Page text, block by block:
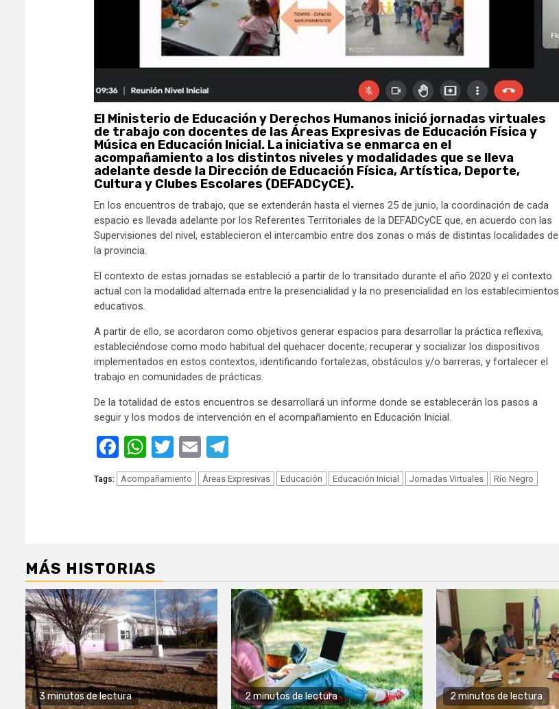
El Ministerio de Educación y Derechos Humanos inició jornadas virtuales
de trabajo con docentes de las Áreas Expresivas de Educación Física y
Música en Educación Inicial. La iniciativa se enmarca en el
acompañamiento a los distintos niveles y modalidades que se lleva
adelante desde la Dirección de Educación Física, Artística, Deporte,
Cultura y Clubes Escolares (DEFADCyCE).
En los encuentros de trabajo, que se extenderán hasta el viernes 25 de junio, la coordinación de cada
espacio es llevada adelante por los Referentes Territoriales de la DEFADCyCE que, en acuerdo con las
Supervisiones del nivel, establecieron el intercambio entre dos zonas o más de distintas localidades de
la provincia.
El contexto de estas jornadas se estableció a partir de lo transitado durante el año 2020 y el contexto
actual con la modalidad alternada entre la presencialidad y la no presencialidad en los establecimientos
educativos.
A partir de ello, se acordaron como objetivos generar espacios para desarrollar la práctica reflexiva,
estableciéndose como modo habitual del quehacer docente; recuperar y socializar los dispositivos
implementados en estos contextos, identificando fortalezas, obstáculos y/o barreras, y fortalecer el
trabajo en comunidades de prácticas.
De la totalidad de estos encuentros se desarrollará un informe donde se establecerán los pasos a
seguir y los modos de intervención en el acompañamiento en Educación Inicial.
Facebook
WhatsApp
Twitter
Email
Tags: Acompañamiento Áreas Expresivas Educación Educación Inicial Jornadas Virtuales Río Negro
MÁS HISTORIAS
3 minutos de lectura 2 minutos de lectura 2 minutos de lectura